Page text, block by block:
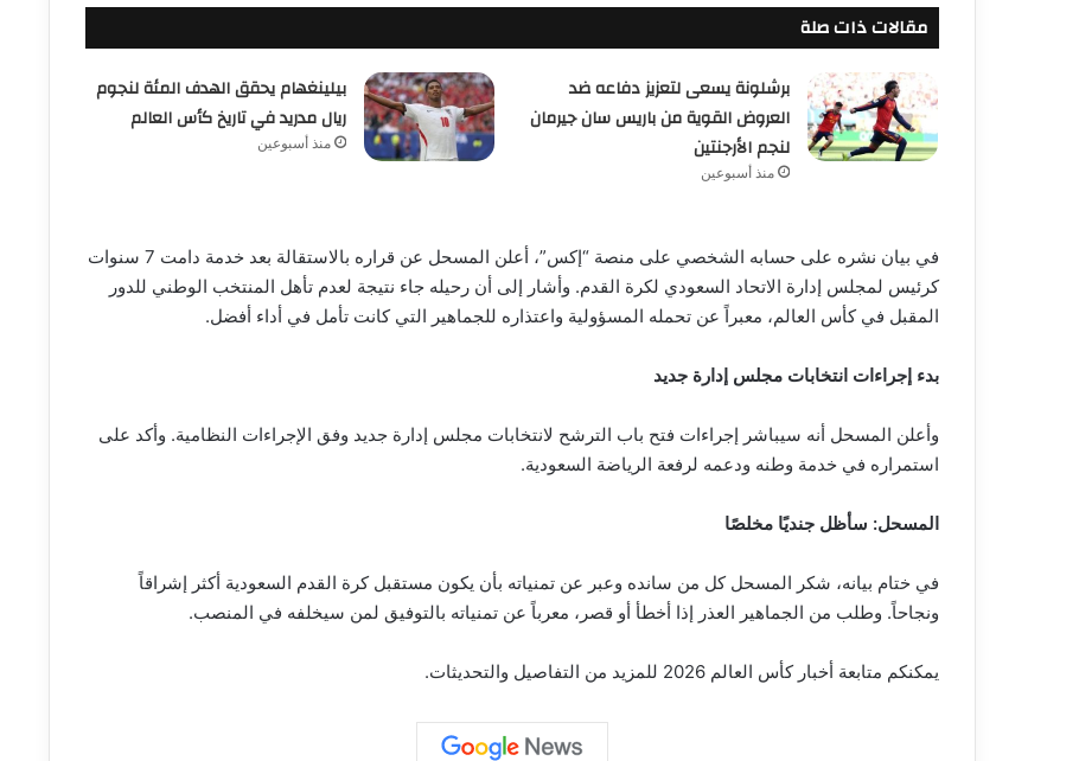
مقالات ذات صلة
برشلونة يسعى لتعزيز دفاعه ضد
العروض القوية من باريس سان جيرمان
لنجم الأرجنتين
منذ أسبوعين
بيلينغهام يحقق الهدف المئة لنجوم
ريال مدريد في تاريخ كأس العالم
منذ أسبوعين
في بيان نشره على حسابه الشخصي على منصة “إكس”، أعلن المسحل عن قراره بالاستقالة بعد خدمة دامت 7 سنوات
كرئيس لمجلس إدارة الاتحاد السعودي لكرة القدم. وأشار إلى أن رحيله جاء نتيجة لعدم تأهل المنتخب الوطني للدور
المقبل في كأس العالم، معبراً عن تحمله المسؤولية واعتذاره للجماهير التي كانت تأمل في أداء أفضل.
بدء إجراءات انتخابات مجلس إدارة جديد
وأعلن المسحل أنه سيباشر إجراءات فتح باب الترشح لانتخابات مجلس إدارة جديد وفق الإجراءات النظامية. وأكد على
استمراره في خدمة وطنه ودعمه لرفعة الرياضة السعودية.
المسحل: سأظل جنديًا مخلصًا
في ختام بيانه، شكر المسحل كل من سانده وعبر عن تمنياته بأن يكون مستقبل كرة القدم السعودية أكثر إشراقاً
ونجاحاً. وطلب من الجماهير العذر إذا أخطأ أو قصر، معرباً عن تمنياته بالتوفيق لمن سيخلفه في المنصب.
يمكنكم متابعة أخبار كأس العالم 2026 للمزيد من التفاصيل والتحديثات.